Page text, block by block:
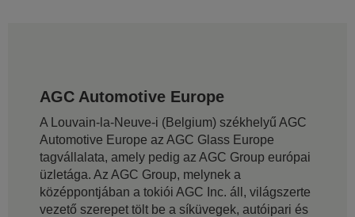
AGC Automotive Europe
A Louvain-la-Neuve-i (Belgium) székhelyű AGC
Automotive Europe az AGC Glass Europe
tagvállalata, amely pedig az AGC Group európai
üzletága. Az AGC Group, melynek a
középpontjában a tokiói AGC Inc. áll, világszerte
vezető szerepet tölt be a síküvegek, autóipari és